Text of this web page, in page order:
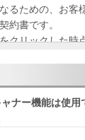
るための、お客
約書です。
クリックした時
本ソフトウェア
を利用する目的
ナー機能は使用